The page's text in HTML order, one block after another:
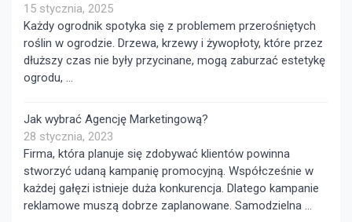
15 stycznia, 2025
Każdy ogrodnik spotyka się z problemem przerośniętych
roślin w ogrodzie. Drzewa, krzewy i żywopłoty, które przez
dłuższy czas nie były przycinane, mogą zaburzać estetykę
ogrodu, …
Jak wybrać Agencję Marketingową?
28 stycznia, 2023
Firma, która planuje się zdobywać klientów powinna
stworzyć udaną kampanię promocyjną. Współcześnie w
każdej gałęzi istnieje duża konkurencja. Dlatego kampanie
reklamowe muszą dobrze zaplanowane. Samodzielna …